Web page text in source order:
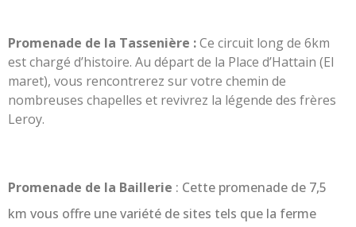
Promenade de la Tassenière :Ce circuit long de 6km
est chargé d’histoire. Au départ de la Place d’Hattain (El
maret), vous rencontrerez sur votre chemin de
nombreuses chapelles et revivrez la légende des frères
Leroy.
Promenade de la Baillerie : Cette promenade de 7,5
km vous offre une variété de sites tels que la ferme